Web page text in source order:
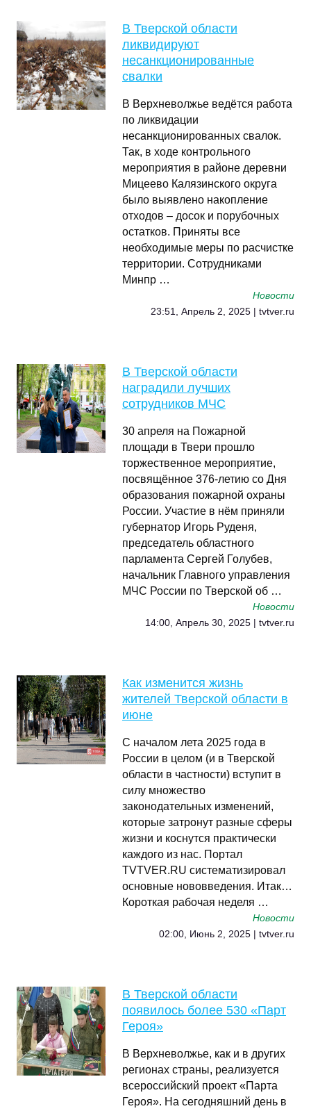
В Тверской области
ликвидируют
несанкционированные
свалки
В Верхневолжье ведётся работа
по ликвидации
несанкционированных свалок.
Так, в ходе контрольного
мероприятия в районе деревни
Мицеево Калязинского округа
было выявлено накопление
отходов – досок и порубочных
остатков. Приняты все
необходимые меры по расчистке
территории. Сотрудниками
Минпр …
Новости
23:51, Апрель 2, 2025 | tvtver.ru
В Тверской области
наградили лучших
сотрудников МЧС
30 апреля на Пожарной
площади в Твери прошло
торжественное мероприятие,
посвящённое 376-летию со Дня
образования пожарной охраны
России. Участие в нём приняли
губернатор Игорь Руденя,
председатель областного
парламента Сергей Голубев,
начальник Главного управления
МЧС России по Тверской об …
Новости
14:00, Апрель 30, 2025 | tvtver.ru
Как изменится жизнь
жителей Тверской области в
июне
С началом лета 2025 года в
России в целом (и в Тверской
области в частности) вступит в
силу множество
законодательных изменений,
которые затронут разные сферы
жизни и коснутся практически
каждого из нас. Портал
TVTVER.RU систематизировал
основные нововведения. Итак…
Короткая рабочая неделя …
Новости
02:00, Июнь 2, 2025 | tvtver.ru
В Тверской области
появилось более 530 «Парт
Героя»
В Верхневолжье, как и в других
регионах страны, реализуется
всероссийский проект «Парта
Героя». На сегодняшний день в